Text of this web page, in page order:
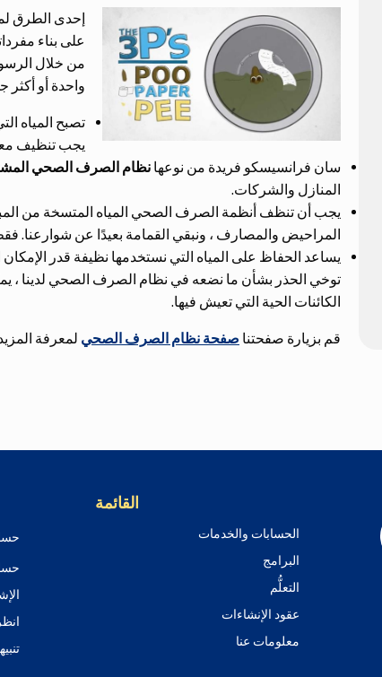
إحدى الطرق
على بناء
من خلال
واحدة أو أكثر
تصبح المياه
يجب تنظيف
سان فرانسيسكو فريدة من نوعها نظام الصرف الصحي
المنازل والشركات.
يجب أن تنظف أنظمة الصرف الصحي المياه المتسخة من
المراحيض والمصارف ، ونبقي القمامة بعيدًا عن شوارعنا.
يساعد الحفاظ على المياه التي نستخدمها نظيفة قدر
توخي الحذر بشأن ما نضعه في نظام الصرف الصحي لدينا ،
الكائنات الحية التي تعيش فيها.
قم بزيارة صفحتنا صفحة نظام الصرف الصحي لمعرفة
القائمة
الحسابات والخدمات
البرامج
التعلُّم
عقود الإنشاءات
معلومات عنا